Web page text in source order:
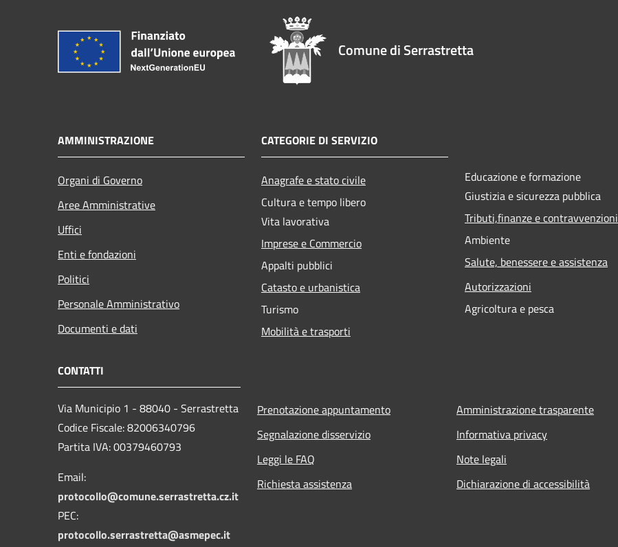
Comune di Serrastretta
AMMINISTRAZIONE
Organi di Governo
Aree Amministrative
Uffici
Enti e fondazioni
Politici
Personale Amministrativo
Documenti e dati
CATEGORIE DI SERVIZIO
Anagrafe e stato civile
Cultura e tempo libero
Vita lavorativa
Imprese e Commercio
Appalti pubblici
Catasto e urbanistica
Turismo
Mobilità e trasporti
Educazione e formazione
Giustizia e sicurezza pubblica
Tributi,finanze e contravvenzioni
Ambiente
Salute, benessere e assistenza
Autorizzazioni
Agricoltura e pesca
CONTATTI
Via Municipio 1 - 88040 - Serrastretta
Codice Fiscale: 82006340796
Partita IVA: 00379460793
Email:
protocollo@comune.serrastretta.cz.it
PEC:
protocollo.serrastretta@asmepec.it
Prenotazione appuntamento
Segnalazione disservizio
Leggi le FAQ
Richiesta assistenza
Amministrazione trasparente
Informativa privacy
Note legali
Dichiarazione di accessibilità